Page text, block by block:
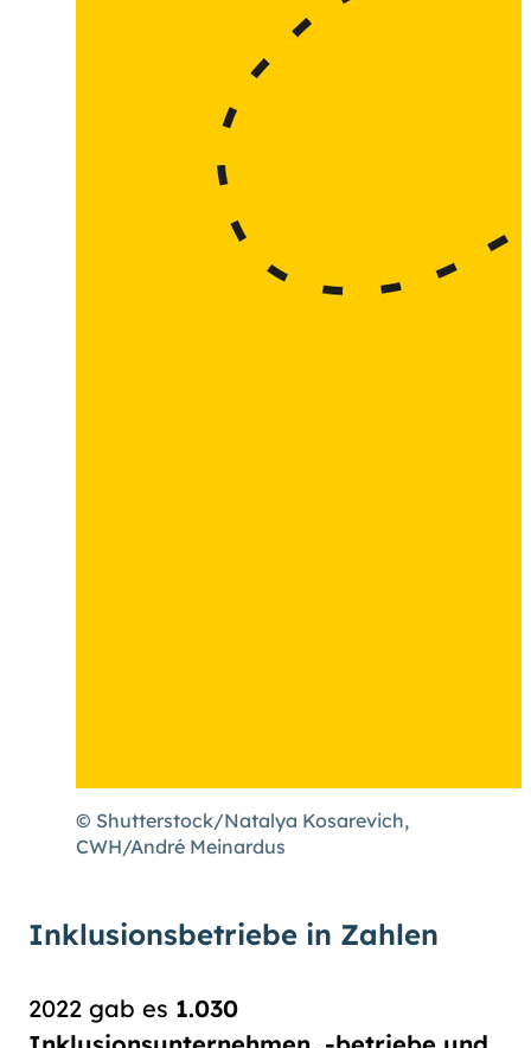
© Shutterstock/Natalya Kosarevich,
CWH/André Meinardus
Inklusionsbetriebe in Zahlen
2022 gab es 1.030